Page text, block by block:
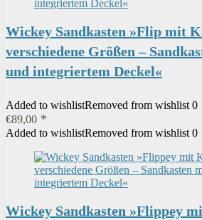
Wickey Sandkasten »Flip mit
verschiedene Größen –
und integriertem Deckel«
Added to wishlistRemoved from wishlist 0
€89,00
Added to wishlistRemoved from wishlist 0
Wickey Sandkasten »Flippey